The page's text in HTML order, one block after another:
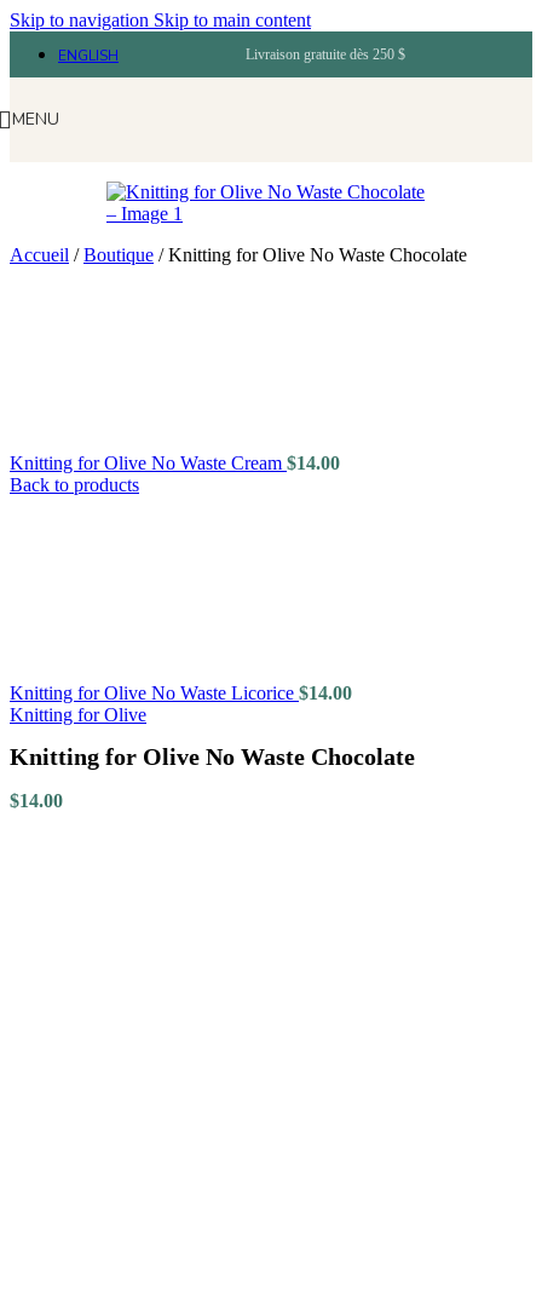
Skip to navigation Skip to main content
ENGLISH Livraison gratuite dès 250 $
MENU
Accueil /Boutique /Knitting for Olive No Waste Chocolate
Knitting for Olive No Waste Cream $14.00
Back to products
Knitting for Olive No Waste Licorice $14.00
Knitting for Olive
Knitting for Olive No Waste Chocolate
$14.00